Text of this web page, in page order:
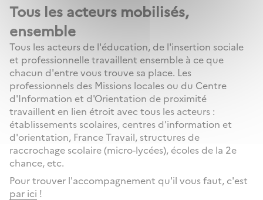
Tous les acteurs mobilisés,
ensemble
Tous les acteurs de l'éducation, de l'insertion sociale
et professionnelle travaillent ensemble à ce que
chacun d'entre vous trouve sa place. Les
professionnels des Missions locales ou du Centre
d'Information et d'Orientation de proximité
travaillent en lien étroit avec tous les acteurs :
établissements scolaires, centres d'information et
d'orientation, France Travail, structures de
raccrochage scolaire (micro-lycées), écoles de la 2e
chance, etc.
Pour trouver l'accompagnement qu'il vous faut, c'est
par ici !